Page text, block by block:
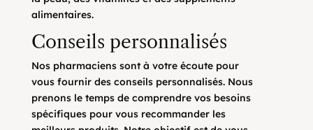
alimentaires.
Conseils personnalisés
Nos pharmaciens sont à votre écoute pour
vous fournir des conseils personnalisés. Nous
prenons le temps de comprendre vos besoins
spécifiques pour vous recommander les